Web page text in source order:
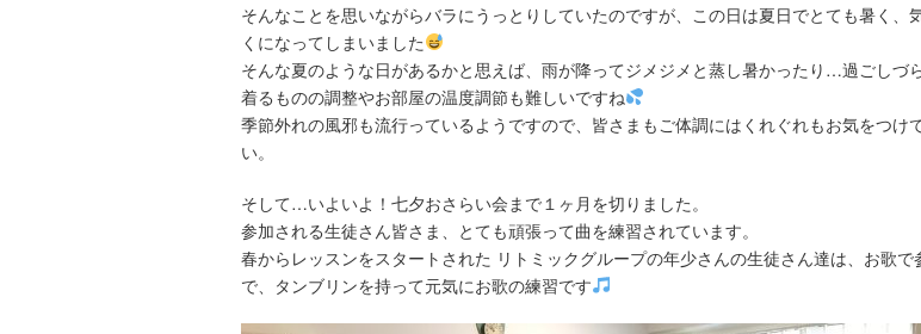
そんなことを思いながらバラにうっとりしていたのですが、この日は夏日でとても暑く、
くになってしまいました
そんな夏のような日があるかと思えば、雨が降ってジメジメと蒸し暑かったり…過ごしづら
着るものの調整やお部屋の温度調節も難しいですね
季節外れの風邪も流行っているようですので、皆さまもご体調にはくれぐれもお気をつけ
い。
そして…いよいよ！七夕おさらい会まで１ヶ月を切りました。
参加される生徒さん皆さま、とても頑張って曲を練習されています。
春からレッスンをスタートされた リトミックグループの年少さんの生徒さん達は、お歌で
で、タンブリンを持って元気にお歌の練習です